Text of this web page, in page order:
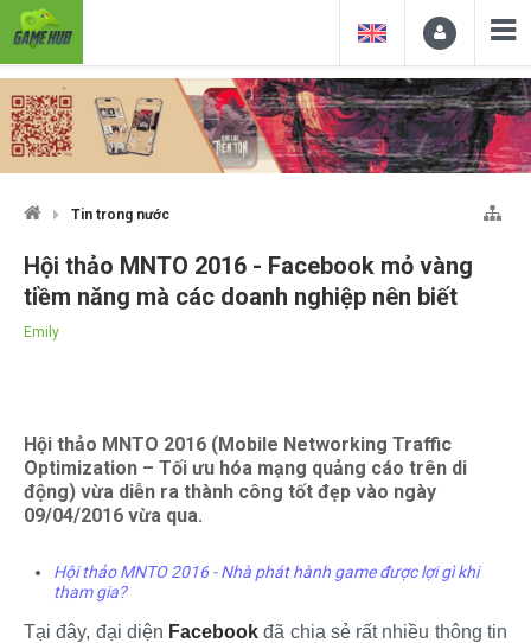
Tin trong nước
Hội thảo MNTO 2016 - Facebook mỏ vàng
tiềm năng mà các doanh nghiệp nên biết
Emily
Hội thảo MNTO 2016 (Mobile Networking Traffic
Optimization – Tối ưu hóa mạng quảng cáo trên di
động) vừa diễn ra thành công tốt đẹp vào ngày
09/04/2016 vừa qua.
Hội thảo MNTO 2016 - Nhà phát hành game được lợi gì khi
tham gia?
Tại đây, đại diện Facebook đã chia sẻ rất nhiều thông tin